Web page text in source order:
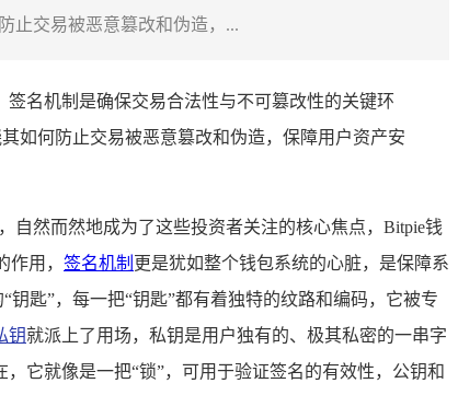
止交易被恶意篡改和伪造，...
名机制是确保交易合法性与不可篡改性的关键环
如何防止交易被恶意篡改和伪造，保障用户资产安
然而然地成为了这些投资者关注的核心焦点，Bitpie钱
用， 签名机制 更是犹如整个钱包系统的心脏，是保障系
匙”，每一把“钥匙”都有着独特的纹路和编码，它被专
钥就派上了用场，私钥是用户独有的、极其私密的一串字
它就像是一把“锁”，可用于验证签名的有效性，公钥和